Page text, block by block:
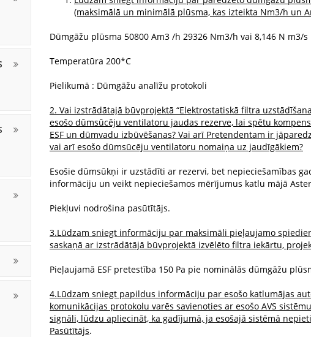
(maksimālā un minimālā plūsma, kas izteikta Nm3/h un
Dūmgāžu plūsma 50800 Am3 /h 29326 Nm3/h vai 8,146 N m3/s
Temperatūra 200*C
Pielikumā : Dūmgāžu analīžu protokoli
2. Vai izstrādātajā būvprojektā “Elektrostatiskā filtra
esošo dūmsūcēju ventilatoru jaudas rezerve, lai spētu
ESF un dūmvadu izbūvēšanas? Vai arī Pretendentam ir
vai arī esošo dūmsūcēju ventilatoru nomaiņa uz jaudīgākiem?
Esošie dūmsūkņi ir uzstādīti ar rezervi, bet nepieciešamības
informāciju un veikt nepieciešamos mērījumus katlu mājā
Piekļuvi nodrošina pasūtītājs.
3.Lūdzam sniegt informāciju par maksimāli pieļaujamo
saskaņā ar izstrādātājā būvprojektā izvēlēto filtra iekārtu,
Pieļaujamā ESF pretestība 150 Pa pie nominālās dūmgāžu
4.Lūdzam sniegt papildus informāciju par esošo katlumājas
komunikācijas protokolu varēs savienoties ar esošo AVS
signāli, lūdzu apliecināt, ka gadījumā, ja esošajā sistēmā
Pasūtītājs.